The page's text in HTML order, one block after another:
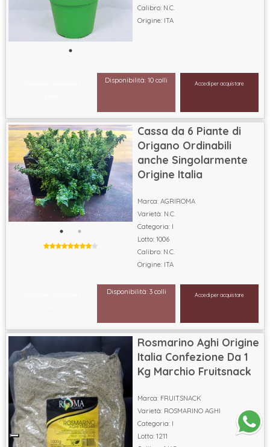
Calibro: N.C.
Origine: ITA
Disponibilità: 10 colli Accedi per acquistare
Cassa da 6 Piante di
Origano Ordinabili
anche Singolarmente
Origine Italia
Marca: AGRIROMA
Varietà: N.C.
Categoria: I
Lotto: 1006
Calibro: N.C.
Origine: ITA
Disponibilità: 3 colli Accedi per acquistare
Rosmarino Aghi Origine
Italia Confezione Da 1
Kg Marchio Fruitsnack
Marca: FRUITSNACK
Varietà: ROSMARINO AGHI
Categoria: I
Lotto: 1211